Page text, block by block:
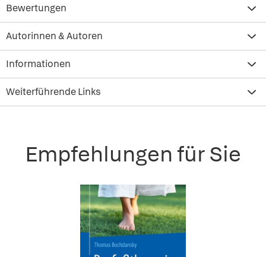
Bewertungen
Autorinnen & Autoren
Informationen
Weiterführende Links
Empfehlungen für Sie